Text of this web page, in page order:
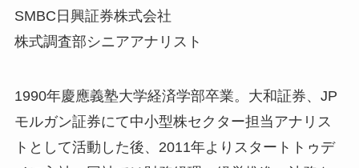
SMBC日興証券株式会社
株式調査部シニアアナリスト
1990年慶應義塾大学経済学部卒業。大和証券、JP
モルガン証券にて中小型株セクター担当アナリス
トとして活動した後、2011年よりスタートトゥデ